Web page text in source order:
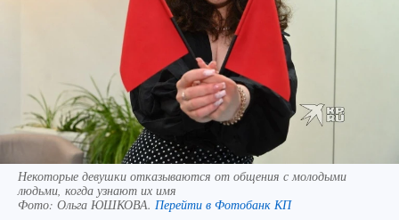
Некоторые девушки отказываются от общения с молодыми
людьми, когда узнают их имя
Фото: Ольга ЮШКОВА. Перейти в Фотобанк КП